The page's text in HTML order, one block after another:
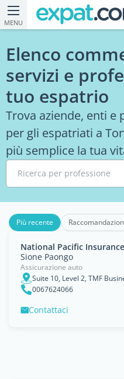
MENU
Elenco
servizi e
tuo espatrio
Trova aziende, enti
per gli espatriati a
più semplice la tua
Ricerca per professione
Più recente
National Pacific
Sione Paongo
Assicurazione auto
0067624066
Contattaci